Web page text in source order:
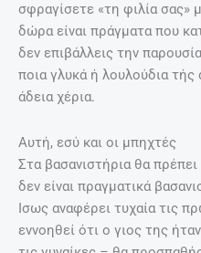
σφραγίσετε «τη φιλία σας»
δώρα είναι πράγματα που
δεν επιβάλλεις την
ποια γλυκά ή λουλούδια τής
άδεια χέρια.
Αυτή, εσύ και οι μπηχτές
Στα βασανιστήρια θα
δεν είναι πραγματικά
Ισως αναφέρει τυχαία τις
εννοηθεί ότι ο γιος της